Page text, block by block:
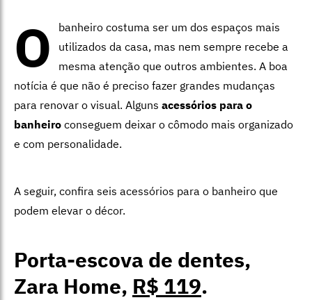
O
banheiro costuma ser um dos espaços mais
utilizados da casa, mas nem sempre recebe a
mesma atenção que outros ambientes. A boa
notícia é que não é preciso fazer grandes mudanças
para renovar o visual. Alguns acessórios para o
banheiro conseguem deixar o cômodo mais organizado
e com personalidade.
A seguir, confira seis acessórios para o banheiro que
podem elevar o décor.
Porta-escova de dentes,
Zara Home, R$ 119.